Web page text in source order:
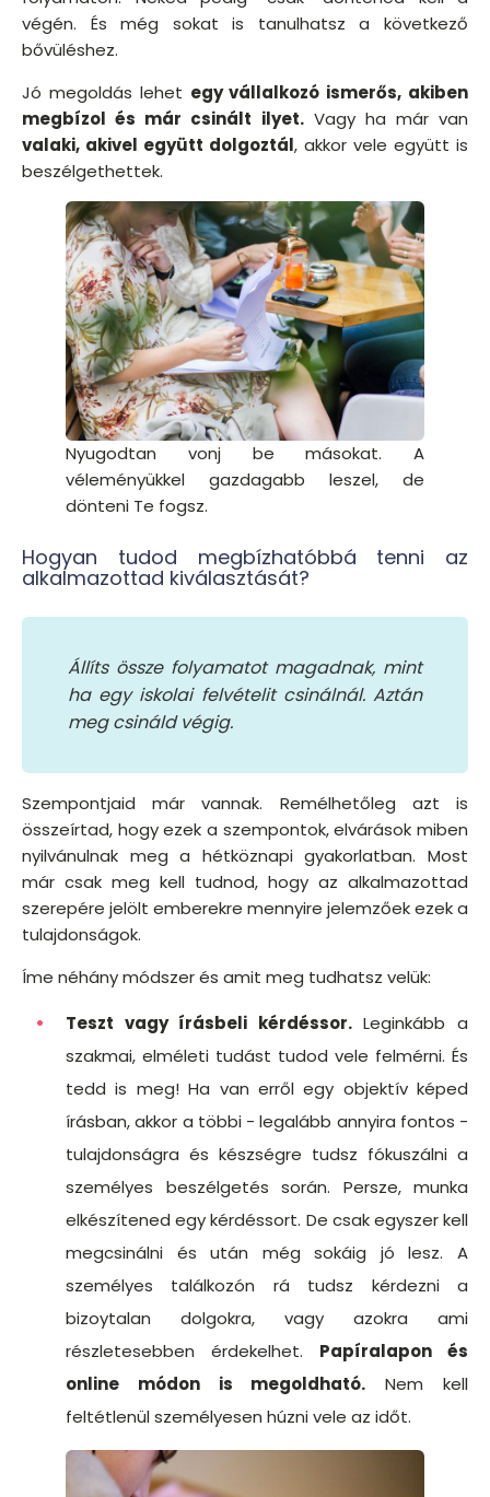
végén. És még sokat is tanulhatsz a következő
bővüléshez.
Jó megoldás lehet egy vállalkozó ismerős, akiben
megbízol és már csinált ilyet.Vagy ha már van
valaki, akivel együtt dolgoztál, akkor vele együtt is
beszélgethettek.
Nyugodtan vonj be másokat. A
véleményükkel gazdagabb leszel, de
dönteni Te fogsz.
Hogyan tudod megbízhatóbbá tenni az
alkalmazottad kiválasztását?
Állíts össze folyamatot magadnak, mint
ha egy iskolai felvételit csinálnál. Aztán
meg csináld végig.
Szempontjaid már vannak. Remélhetőleg azt is
összeírtad, hogy ezek a szempontok, elvárások miben
nyilvánulnak meg a hétköznapi gyakorlatban. Most
már csak meg kell tudnod, hogy az alkalmazottad
szerepére jelölt emberekre mennyire jelemzőek ezek a
tulajdonságok.
Íme néhány módszer és amit meg tudhatsz velük:
Teszt vagy írásbeli kérdéssor.Leginkább a
szakmai, elméleti tudást tudod vele felmérni. És
tedd is meg! Ha van erről egy objektív képed
írásban, akkor a többi - legalább annyira fontos -
tulajdonságra és készségre tudsz fókuszálni a
személyes beszélgetés során. Persze, munka
elkészítened egy kérdéssort. De csak egyszer kell
megcsinálni és után még sokáig jó lesz. A
személyes találkozón rá tudsz kérdezni a
bizoytalan dolgokra, vagy azokra ami
részletesebben érdekelhet. Papíralapon és
online módon is megoldható. Nem kell
feltétlenül személyesen húzni vele az időt.